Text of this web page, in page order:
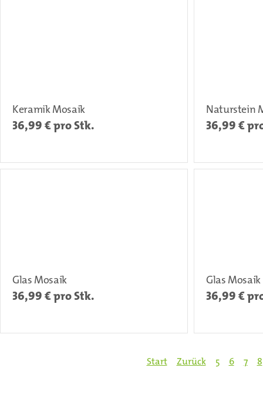
Keramik Mosaik
36,99 € pro Stk.
Naturstein
36,99 €
Glas Mosaik
36,99 € pro Stk.
Glas Mosaik
36,99 €
Start Zurück 5 6 7 8